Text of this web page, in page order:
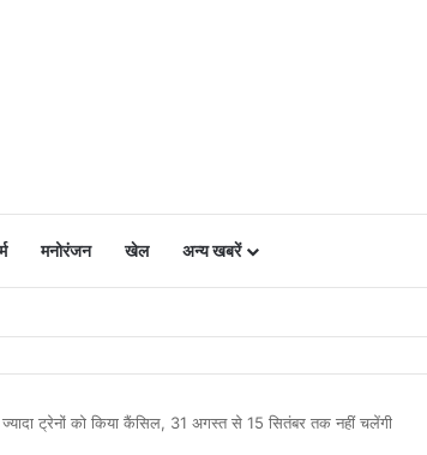
मनोरंजन खेल अन्य खबरें
नैनो डीएपी और नैनो यूरिया बने किसानों के भरोसेमंद कृषि साथी…..
ट्रेनों को किया कैंसिल, 31 अगस्त से 15 सितंबर तक नहीं चलेंगी